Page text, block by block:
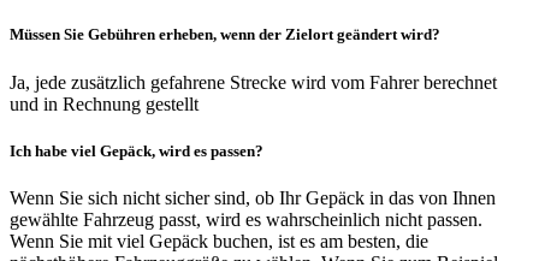
Müssen Sie Gebühren erheben, wenn der Zielort geändert wird?
Ja, jede zusätzlich gefahrene Strecke wird vom Fahrer berechnet
und in Rechnung gestellt
Ich habe viel Gepäck, wird es passen?
Wenn Sie sich nicht sicher sind, ob Ihr Gepäck in das von Ihnen
gewählte Fahrzeug passt, wird es wahrscheinlich nicht passen.
Wenn Sie mit viel Gepäck buchen, ist es am besten, die